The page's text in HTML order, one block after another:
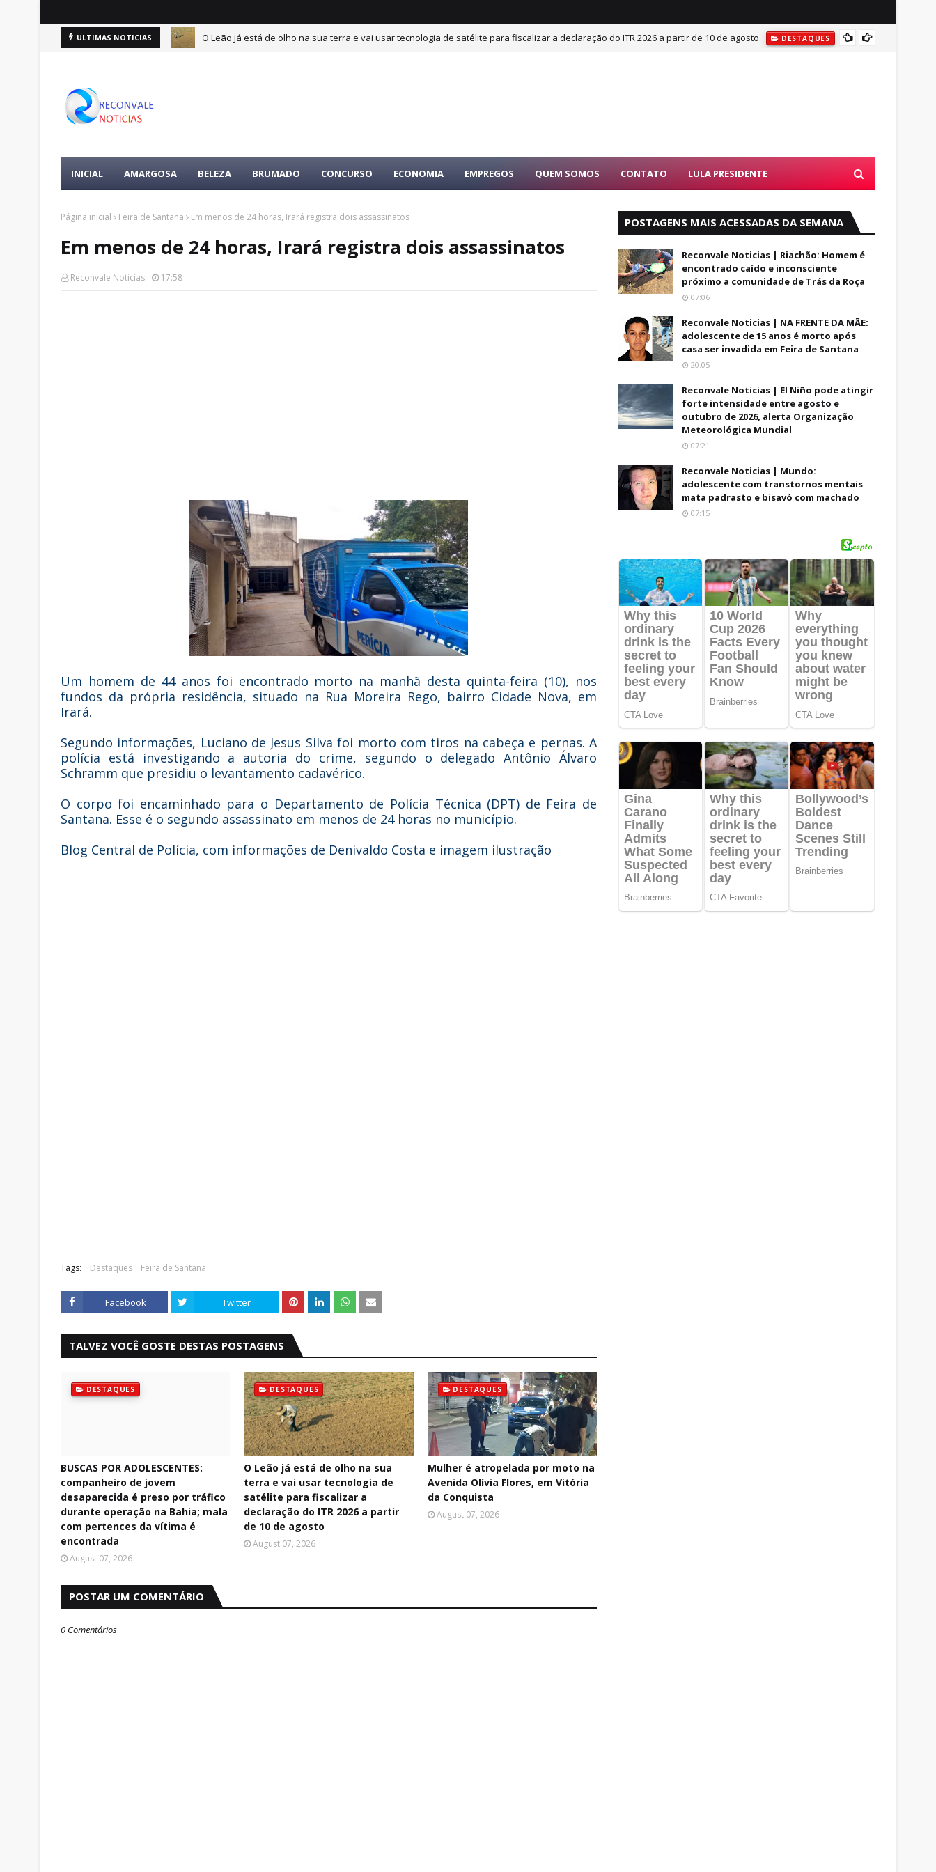
ULTIMAS NOTICIAS O Leão já está de olho na sua terra e vai usar tecnologia de satélite para fiscalizar a declaração do ITR 2026 a partir de 10 de agosto DESTAQUES
INICIAL AMARGOSA BELEZA BRUMADO CONCURSO ECONOMIA EMPREGOS QUEM SOMOS CONTATO LULA PRESIDENTE
Página inicial Feira de Santana Em menos de 24 horas, Irará registra dois assassinatos
Em menos de 24 horas, Irará registra dois assassinatos
Reconvale Noticias 17:58
Um homem de 44 anos foi encontrado morto na manhã desta quinta-feira (10), nos
fundos da própria residência, situado na Rua Moreira Rego, bairro Cidade Nova, em
Irará.
Segundo informações, Luciano de Jesus Silva foi morto com tiros na cabeça e pernas. A
polícia está investigando a autoria do crime, segundo o delegado Antônio Álvaro
Schramm que presidiu o levantamento cadavérico.
O corpo foi encaminhado para o Departamento de Polícia Técnica (DPT) de Feira de
Santana. Esse é o segundo assassinato em menos de 24 horas no município.
Blog Central de Polícia, com informações de Denivaldo Costa e imagem ilustração
Tags: Destaques Feira de Santana
Facebook Twitter
TALVEZ VOCÊ GOSTE DESTAS POSTAGENS
DESTAQUES
BUSCAS POR ADOLESCENTES:
companheiro de jovem
desaparecida é preso por tráfico
durante operação na Bahia; mala
com pertences da vítima é
encontrada
August 07, 2026
DESTAQUES
O Leão já está de olho na sua
terra e vai usar tecnologia de
satélite para fiscalizar a
declaração do ITR 2026 a partir
de 10 de agosto
August 07, 2026
DESTAQUES
Mulher é atropelada por moto na
Avenida Olívia Flores, em Vitória
da Conquista
August 07, 2026
POSTAR UM COMENTÁRIO
0 Comentários
POSTAGENS MAIS ACESSADAS DA SEMANA
Reconvale Noticias | Riachão: Homem é
encontrado caído e inconsciente
próximo a comunidade de Trás da Roça
07:06
Reconvale Noticias | NA FRENTE DA MÃE:
adolescente de 15 anos é morto após
casa ser invadida em Feira de Santana
20:05
Reconvale Noticias | El Niño pode atingir
forte intensidade entre agosto e
outubro de 2026, alerta Organização
Meteorológica Mundial
07:21
Reconvale Noticias | Mundo:
adolescente com transtornos mentais
mata padrasto e bisavó com machado
07:15